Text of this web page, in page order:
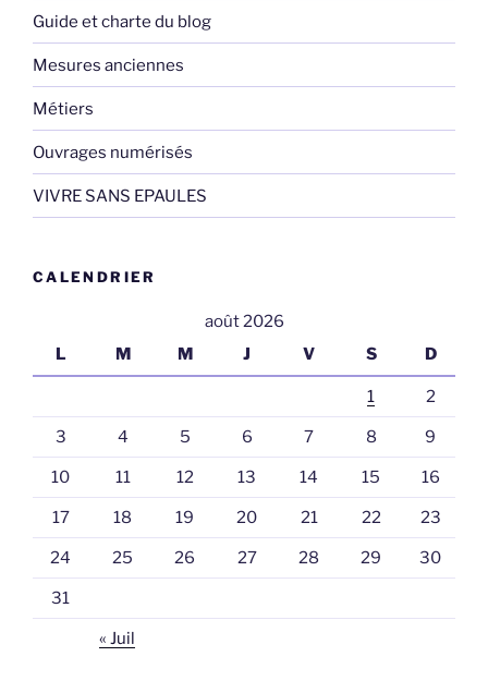
Guide et charte du blog
Mesures anciennes
Métiers
Ouvrages numérisés
VIVRE SANS EPAULES
CALENDRIER
août 2026
L
M M J V S D
1 2
3 4 5 6 7 8 9
10 11 12 13 14 15 16
17 18 19 20 21 22 23
24 25 26 27 28 29 30
31
« Juil